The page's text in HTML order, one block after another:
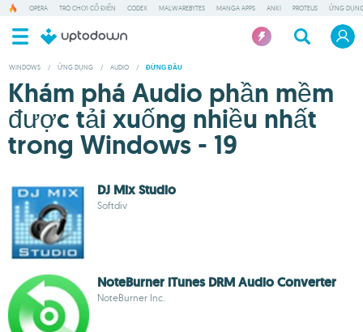
OPERA TRÒ CHƠI CỔ ĐIỂN CODEX MALWAREBYTES MANGA APPS ANKI PROTEUS ỨNG
WINDOWS / ỨNG DỤNG / AUDIO / ĐỨNG ĐẦU
Khám phá Audio phần mềm
được tải xuống nhiều nhất
trong Windows - 19
DJ Mix Studio
Softdiv
NoteBurner iTunes DRM Audio Converter
NoteBurner Inc.